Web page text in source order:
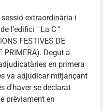
extraordinària i
l'edifici " La C "
FESTIVES DE
PRIMERA). Degut a
en primera
va adjudicar mitjançant
d'haver-se declarat
prèviament en